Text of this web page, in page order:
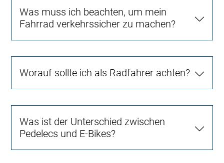
Was muss ich beachten, um mein
Fahrrad verkehrssicher zu machen?
Worauf sollte ich als Radfahrer achten?
Was ist der Unterschied zwischen
Pedelecs und E-Bikes?